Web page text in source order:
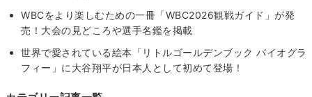
WBCをより楽しむための一冊「WBC2026観戦ガイド」が発
売！大会の見どころや選手名鑑を掲載
世界で愛されている絵本「リトルゴールデンブック バイオグラ
フィー」に大谷翔平が日本人として初めて登場！